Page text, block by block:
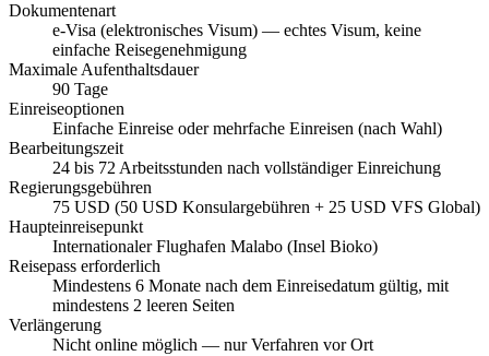
Dokumentenart
e-Visa (elektronisches Visum) — echtes Visum, keine
einfache Reisegenehmigung
Maximale Aufenthaltsdauer
90 Tage
Einreiseoptionen
Einfache Einreise oder mehrfache Einreisen (nach Wahl)
Bearbeitungszeit
24 bis 72 Arbeitsstunden nach vollständiger Einreichung
Regierungsgebühren
75 USD (50 USD Konsulargebühren + 25 USD VFS Global)
Haupteinreisepunkt
Internationaler Flughafen Malabo (Insel Bioko)
Reisepass erforderlich
Mindestens 6 Monate nach dem Einreisedatum gültig, mit
mindestens 2 leeren Seiten
Verlängerung
Nicht online möglich — nur Verfahren vor Ort